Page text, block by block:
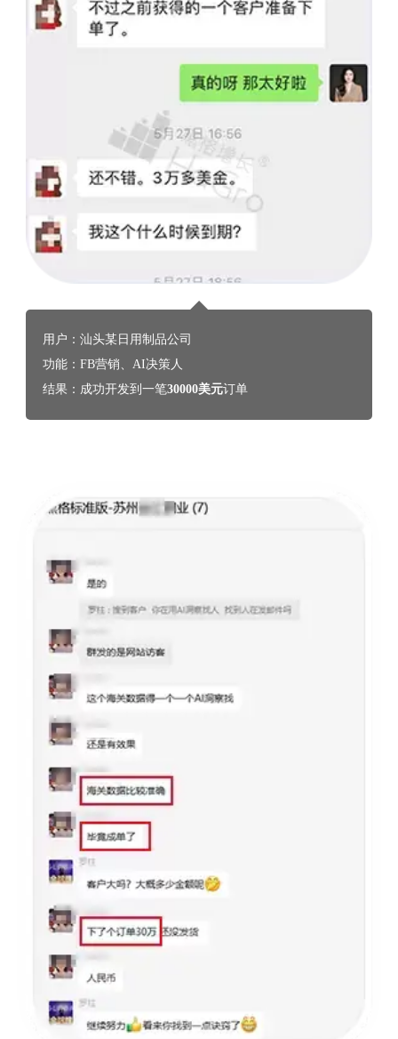
用户：汕头某日用制品公司
功能：FB营销、AI决策人
结果：成功开发到一笔30000美元订单